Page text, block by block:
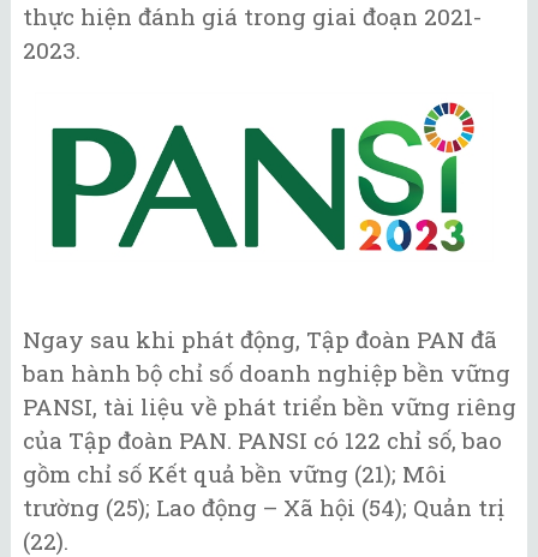
thực hiện đánh giá trong giai đoạn 2021-
2023.
Ngay sau khi phát động, Tập đoàn PAN đã
ban hành bộ chỉ số doanh nghiệp bền vững
PANSI, tài liệu về phát triển bền vững riêng
của Tập đoàn PAN. PANSI có 122 chỉ số, bao
gồm chỉ số Kết quả bền vững (21); Môi
trường (25); Lao động – Xã hội (54); Quản trị
(22).